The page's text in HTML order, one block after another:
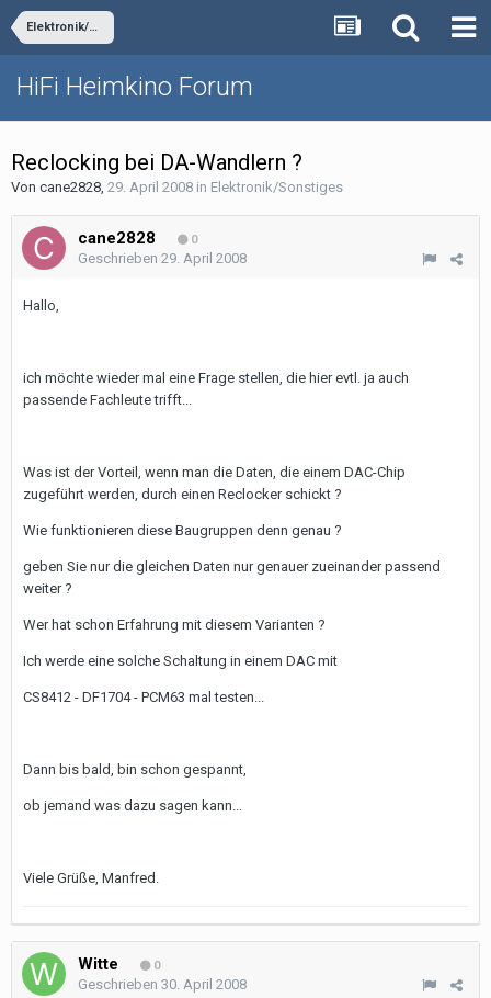
Elektronik/Sonstiges
HiFi Heimkino Forum
Reclocking bei DA-Wandlern ?
Von cane2828, 29. April 2008 in Elektronik/Sonstiges
cane2828 0
Geschrieben 29. April 2008
Hallo,
ich möchte wieder mal eine Frage stellen, die hier evtl. ja auch
passende Fachleute trifft...
Was ist der Vorteil, wenn man die Daten, die einem DAC-Chip
zugeführt werden, durch einen Reclocker schickt ?
Wie funktionieren diese Baugruppen denn genau ?
geben Sie nur die gleichen Daten nur genauer zueinander passend
weiter ?
Wer hat schon Erfahrung mit diesem Varianten ?
Ich werde eine solche Schaltung in einem DAC mit
CS8412 - DF1704 - PCM63 mal testen...
Dann bis bald, bin schon gespannt,
ob jemand was dazu sagen kann...
Viele Grüße, Manfred.
Witte 0
Geschrieben 30. April 2008